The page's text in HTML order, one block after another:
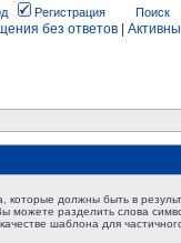
Регистрация Поиск
без ответов
которые должны быть в
можете разделить слова
шаблона для